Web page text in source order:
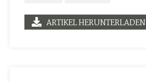
ARTIKEL HERUNTERLADEN